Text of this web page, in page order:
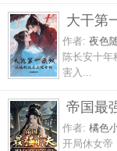
大干第
作者: 夜色
陈长安十年
害入...
帝国最
作者: 橘色
开局休女帝